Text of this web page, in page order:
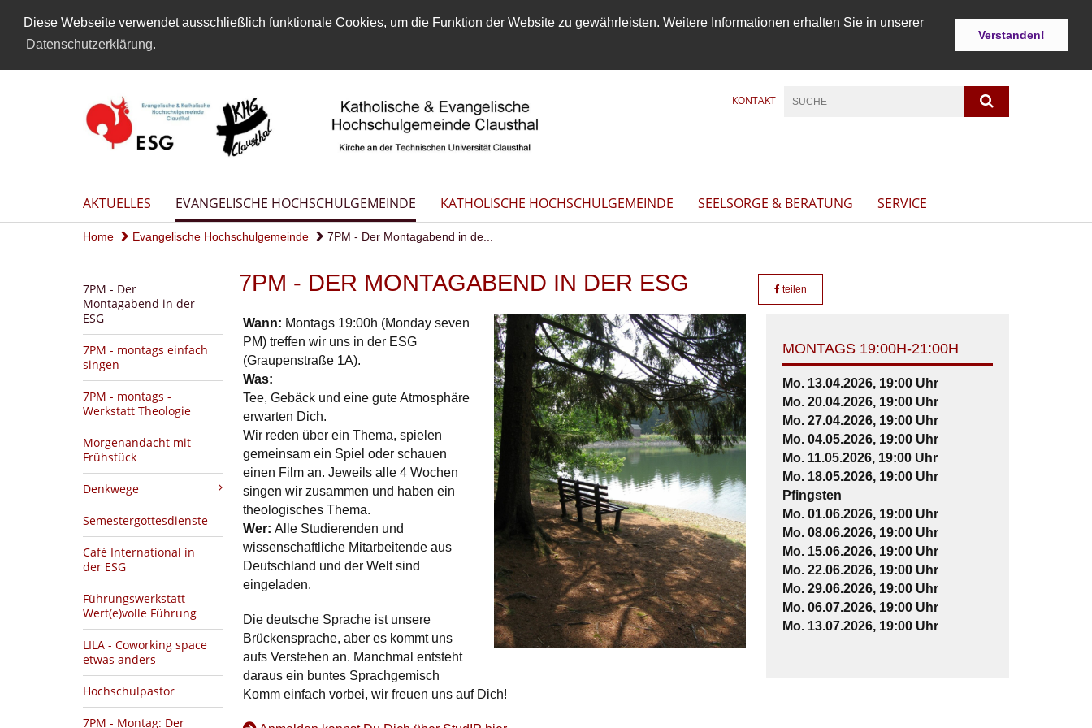
Diese Webseite verwendet ausschließlich funktionale Cookies, um die Funktion der Website zu gewährleisten. Weitere Informationen erhalten Sie in unserer
Datenschutzerklärung.
Verstanden!
KONTAKT
AKTUELLES EVANGELISCHE HOCHSCHULGEMEINDE KATHOLISCHE HOCHSCHULGEMEINDE SEELSORGE & BERATUNG SERVICE
Home Evangelische Hochschulgemeinde 7PM - Der Montagabend in de...
7PM - Der
Montagabend in der
ESG
7PM - montags einfach
singen
7PM - montags -
Werkstatt Theologie
Morgenandacht mit
Frühstück
Denkwege
Semestergottesdienste
Café International in
der ESG
Führungswerkstatt
Wert(e)volle Führung
LILA - Coworking space
etwas anders
Hochschulpastor
7PM - Montag: Der
7PM - DER MONTAGABEND IN DER ESG teilen
Wann: Montags 19:00h (Monday seven
PM) treffen wir uns in der ESG
(Graupenstraße 1A).
Was:
Tee, Gebäck und eine gute Atmosphäre
erwarten Dich.
Wir reden über ein Thema, spielen
gemeinsam ein Spiel oder schauen
einen Film an. Jeweils alle 4 Wochen
singen wir zusammen und haben ein
theologisches Thema.
Wer: Alle Studierenden und
wissenschaftliche Mitarbeitende aus
Deutschland und der Welt sind
eingeladen.
Die deutsche Sprache ist unsere
Brückensprache, aber es kommt uns
aufs Verstehen an. Manchmal entsteht
daraus ein buntes Sprachgemisch
Komm einfach vorbei, wir freuen uns auf Dich!
MONTAGS 19:00H-21:00H
Mo. 13.04.2026, 19:00 Uhr
Mo. 20.04.2026, 19:00 Uhr
Mo. 27.04.2026, 19:00 Uhr
Mo. 04.05.2026, 19:00 Uhr
Mo. 11.05.2026, 19:00 Uhr
Mo. 18.05.2026, 19:00 Uhr
Pfingsten
Mo. 01.06.2026, 19:00 Uhr
Mo. 08.06.2026, 19:00 Uhr
Mo. 15.06.2026, 19:00 Uhr
Mo. 22.06.2026, 19:00 Uhr
Mo. 29.06.2026, 19:00 Uhr
Mo. 06.07.2026, 19:00 Uhr
Mo. 13.07.2026, 19:00 Uhr